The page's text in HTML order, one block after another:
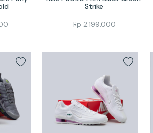
Strike
Rp 2.199.000